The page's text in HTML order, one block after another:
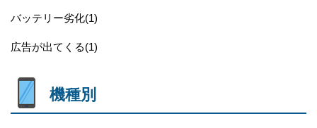
バッテリー劣化(1)
広告が出てくる(1)
機種別